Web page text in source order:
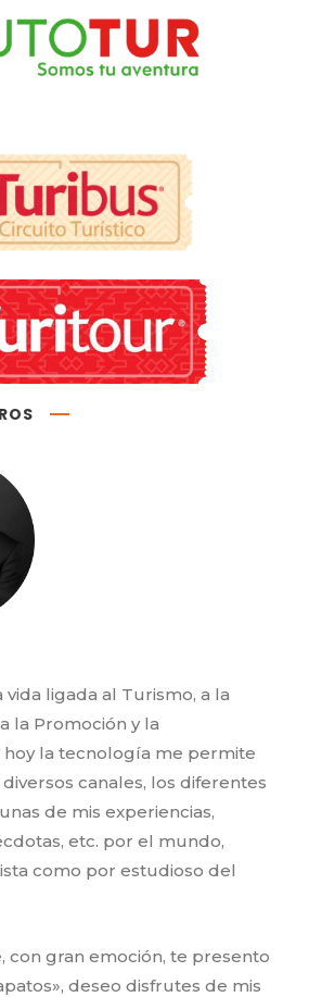
vida ligada al Turismo, a la
la Promoción y la
la tecnología me permite
canales, los diferentes
de mis experiencias,
etc. por el mundo,
como por estudioso del
con gran emoción, te presento
deseo disfrutes de mis